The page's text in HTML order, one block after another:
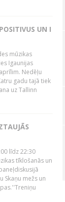
UN I
mūzikas
Igaunijas
Nedēļu
gadu tajā tiek
uz Tallinn
līdz 22:30
tīklošanās un
Skaņu mežs un